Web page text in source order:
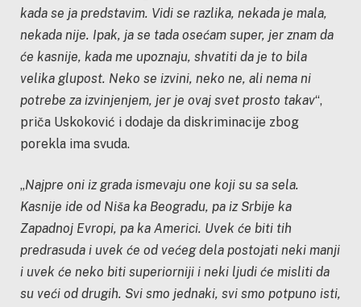
kada se ja predstavim. Vidi se razlika, nekada je mala,
nekada nije. Ipak, ja se tada osećam super, jer znam da
će kasnije, kada me upoznaju, shvatiti da je to bila
velika glupost. Neko se izvini, neko ne, ali nema ni
potrebe za izvinjenjem, jer je ovaj svet prosto takav“,
priča Uskoković i dodaje da diskriminacije zbog
porekla ima svuda.
„Najpre oni iz grada ismevaju one koji su sa sela.
Kasnije ide od Niša ka Beogradu, pa iz Srbije ka
Zapadnoj Evropi, pa ka Americi. Uvek će biti tih
predrasuda i uvek će od većeg dela postojati neki manji
i uvek će neko biti superiorniji i neki ljudi će misliti da
su veći od drugih. Svi smo jednaki, svi smo potpuno isti,